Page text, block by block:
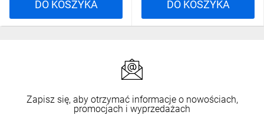
DO KOSZYKA DO KOSZYKA
Zapisz się, aby otrzymać informacje o nowościach,
promocjach i wyprzedażach